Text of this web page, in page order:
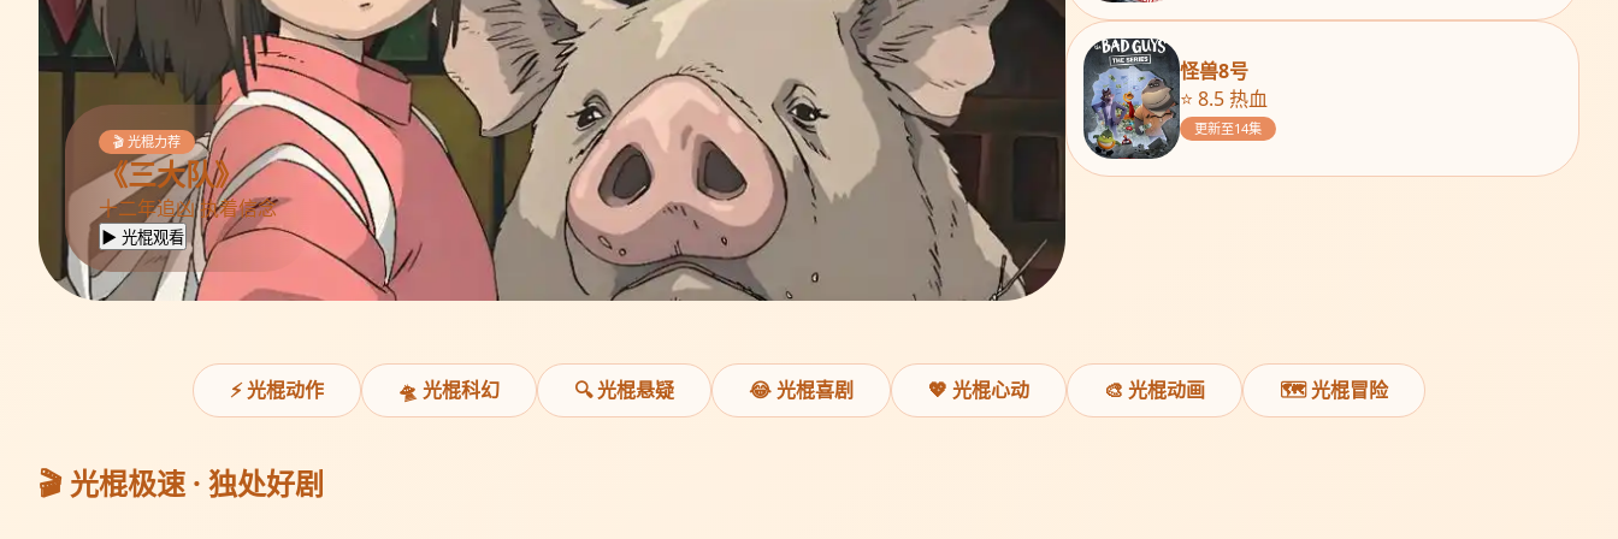
🎬 光棍力荐
《三大队》
十二年追凶 执着信念
▶ 光棍观看
怪兽8号
⭐ 8.5 热血
更新至14集
⚡ 光棍动作 🛸 光棍科幻 🔍 光棍悬疑 😂 光棍喜剧 💖 光棍心动 🎨 光棍动画 🗺️ 光棍冒险
🎬 光棍极速 · 独处好剧